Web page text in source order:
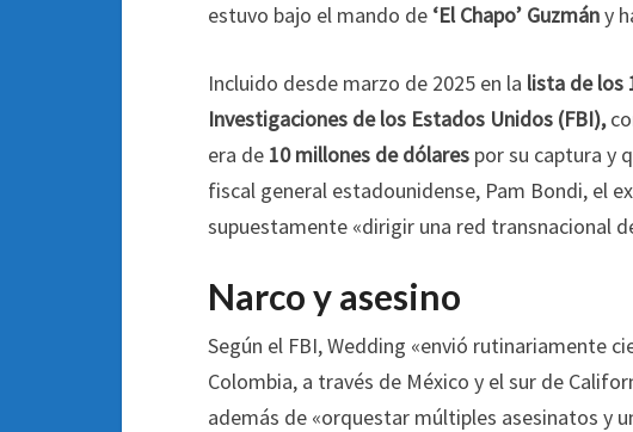
estuvo bajo el mando de ‘El Chapo’ Guzmány
Incluido desde marzo de 2025 en la lista de los
Investigaciones de los Estados Unidos (FBI),
era de 10 millones de dólares por su captura y
fiscal general estadounidense, Pam Bondi, el
supuestamente «dirigir una red transnacional
Narco y asesino
Según el FBI, Wedding «envió rutinariamente
Colombia, a través de México y el sur de
además de «orquestar múltiples asesinatos y